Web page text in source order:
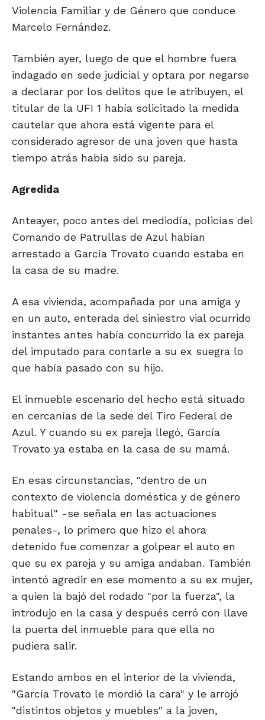
Violencia Familiar y de Género que conduce
Marcelo Fernández.
También ayer, luego de que el hombre fuera
indagado en sede judicial y optara por negarse
a declarar por los delitos que le atribuyen, el
titular de la UFI 1 había solicitado la medida
cautelar que ahora está vigente para el
considerado agresor de una joven que hasta
tiempo atrás había sido su pareja.
Agredida
Anteayer, poco antes del mediodía, policías del
Comando de Patrullas de Azul habían
arrestado a García Trovato cuando estaba en
la casa de su madre.
A esa vivienda, acompañada por una amiga y
en un auto, enterada del siniestro vial ocurrido
instantes antes había concurrido la ex pareja
del imputado para contarle a su ex suegra lo
que había pasado con su hijo.
El inmueble escenario del hecho está situado
en cercanías de la sede del Tiro Federal de
Azul. Y cuando su ex pareja llegó, García
Trovato ya estaba en la casa de su mamá.
En esas circunstancias, "dentro de un
contexto de violencia doméstica y de género
habitual" -se señala en las actuaciones
penales-, lo primero que hizo el ahora
detenido fue comenzar a golpear el auto en
que su ex pareja y su amiga andaban. También
intentó agredir en ese momento a su ex mujer,
a quien la bajó del rodado "por la fuerza", la
introdujo en la casa y después cerró con llave
la puerta del inmueble para que ella no
pudiera salir.
Estando ambos en el interior de la vivienda,
"García Trovato le mordió la cara" y le arrojó
"distintos objetos y muebles" a la joven,